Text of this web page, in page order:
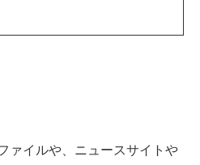
ァイルや、ニュースサイトや